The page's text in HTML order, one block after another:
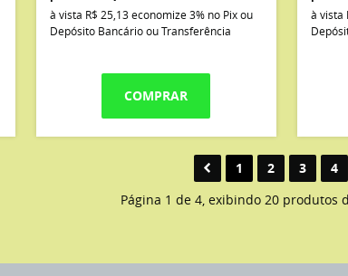
à vista R$ 25,13economize3% no Pix ou
Depósito Bancário ou Transferência
COMPRAR
à vista
1 2 3
4
Página 1 de 4, exibindo 20 produtos